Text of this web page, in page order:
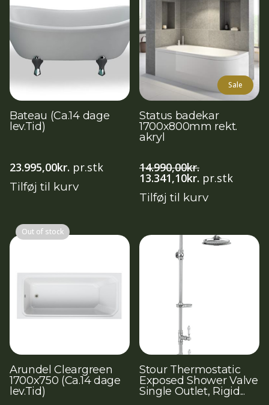
Bateau (Ca.14 dage
lev.Tid)
23.995,00kr. pr.stk
Tilføj til kurv
Sale
Status badekar
1700x800mm rekt.
akryl
14.990,00kr.
Den
oprindelige
pris
13.341,10kr. Den
aktuelle
pris
pr.stk
Tilføj til kurv
Out of stock
Arundel Cleargreen
1700x750 (Ca.14 dage
lev.Tid)
Stour Thermostatic
Exposed Shower Valve
Single Outlet, Rigid...